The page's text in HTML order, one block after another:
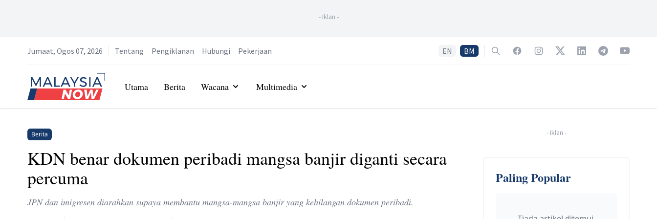
- Iklan -
Jumaat, Ogos 07, 2026 Tentang Pengiklanan Hubungi Pekerjaan EN BM SearchFacebookInstagramTwitterLinkedInTelegramYouTube
Home
Utama Berita Wacana Multimedia
Berita
KDN benar dokumen peribadi mangsa banjir diganti secara
percuma
JPN dan imigresen diarahkan supaya membantu mangsa-mangsa banjir yang kehilangan dokumen peribadi.
- Iklan -
Paling Popular